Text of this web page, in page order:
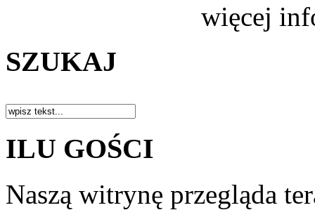
więcej
SZUKAJ
ILU GOŚCI
Naszą witrynę przegląda